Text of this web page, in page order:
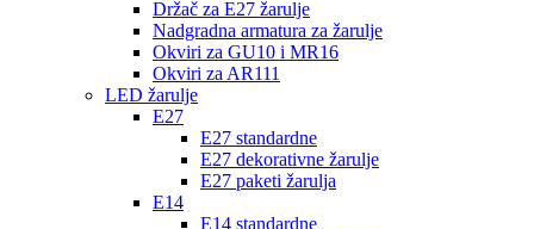
Držač za E27 žarulje
Nadgradna armatura za žarulje
Okviri za GU10 i MR16
Okviri za AR111
LED žarulje
E27
E27 standardne
E27 dekorativne žarulje
E27 paketi žarulja
E14
E14 standardne